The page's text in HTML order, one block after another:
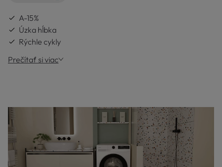
A-15%
Úzka hĺbka
Rýchle cykly
Prečítať si viac